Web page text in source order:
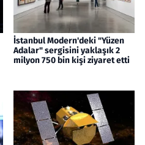
İstanbul Modern'deki "Yüzen
Adalar" sergisini yaklaşık 2
milyon 750 bin kişi ziyaret etti